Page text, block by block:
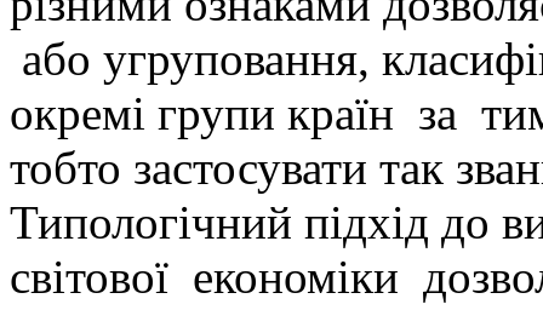
або угруповання,
окремі групи країн за
тобто застосувати так
Типологічний підхід до
світової економіки